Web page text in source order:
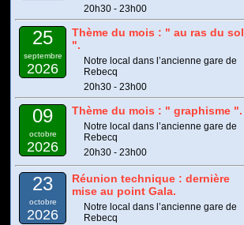
20h30 - 23h00
25
septembre
2026
Thème du mois : " au ras du sol
".
Notre local dans l’ancienne gare de
Rebecq
20h30 - 23h00
09
octobre
2026
Thème du mois : " graphisme ".
Notre local dans l’ancienne gare de
Rebecq
20h30 - 23h00
23
octobre
2026
Réunion technique : dernière
mise au point Gala.
Notre local dans l’ancienne gare de
Rebecq